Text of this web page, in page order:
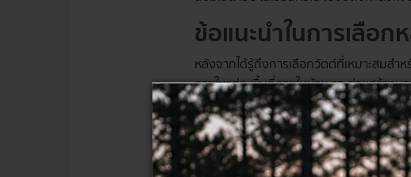
ข้อแนะนำในการเลือ
หลังจากได้รู้ถึงการเลือกวัตต์ที่เหมาะสมสำห
ภายในแต่ละพื้นที่ภายในบ้าน และช่วยสร้าง